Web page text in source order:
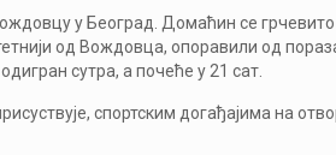
у Београд. Домаћин се
од Вождовца, опоравили од
сутра, а почеће у 21 сат.
спортским догађајима на